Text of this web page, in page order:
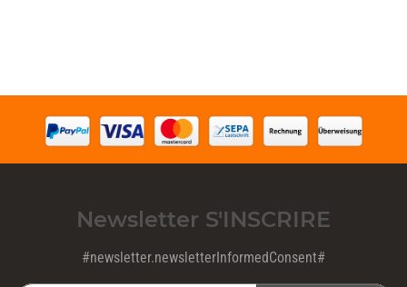
Newsletter S'INSCRIRE
#newsletter.newsletterInformedConsent#